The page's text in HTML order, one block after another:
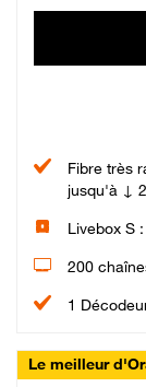
Fibre très
jusqu'à ↓
Livebox S
200
1
Le meilleur